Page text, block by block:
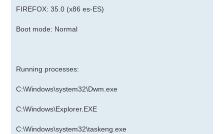
FIREFOX: 35.0 (x86 es-ES)
Boot mode: Normal
Running processes:
C:\Windows\system32\Dwm.exe
C:\Windows\Explorer.EXE
C:\Windows\system32\taskeng.exe